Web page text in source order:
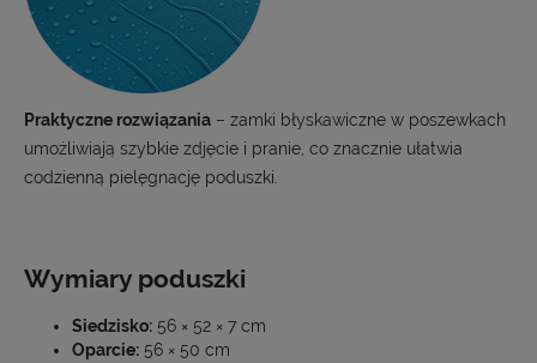
Praktyczne rozwiązania – zamki błyskawiczne w poszewkach
umożliwiają szybkie zdjęcie i pranie, co znacznie ułatwia
codzienną pielęgnację poduszki.
Wymiary poduszki
Siedzisko: 56 × 52 × 7 cm
Oparcie: 56 × 50 cm